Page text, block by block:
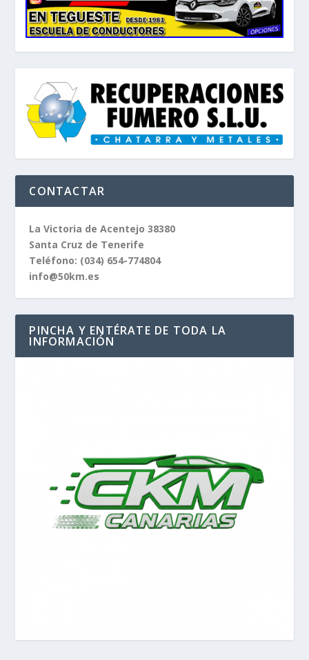
CONTACTAR
La Victoria de Acentejo 38380
Santa Cruz de Tenerife
Teléfono: (034) 654-774804
info@50km.es
PINCHA Y ENTÉRATE DE TODA LA
INFORMACIÓN